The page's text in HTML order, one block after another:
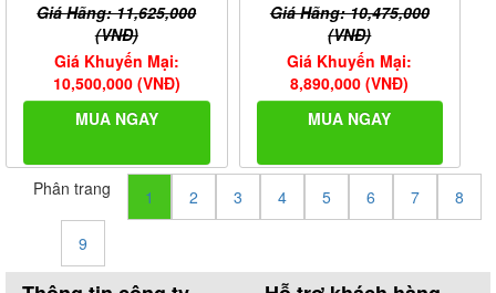
Giá Hãng: 11,625,000
(VNĐ)
Giá Khuyến Mại:
10,500,000 (VNĐ)
MUA NGAY
Giá Hãng: 10,475,000
(VNĐ)
Giá Khuyến Mại:
8,890,000 (VNĐ)
MUA NGAY
Phân trang 1 2 3 4 5 6 7 8
9